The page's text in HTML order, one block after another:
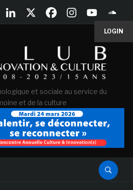
LOGIN
et sociale au service du
et de la culture